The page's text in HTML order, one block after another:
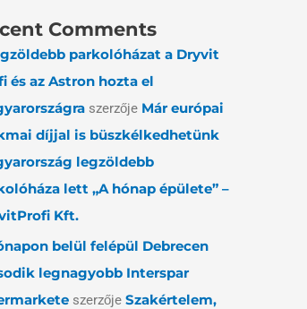
Comments
parkolóházat a Dryvit
és az Astron hozta el
szerzője Már európai
díjjal is büszkélkedhetünk
legzöldebb
lett „A hónap épülete” –
Kft.
belül felépül Debrecen
legnagyobb Interspar
szerzője Szakértelem,